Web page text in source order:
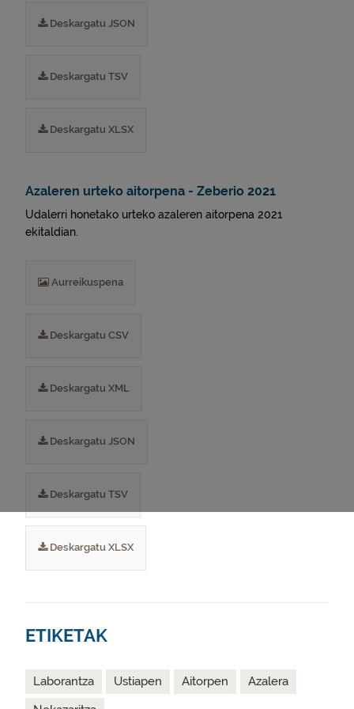
Deskargatu JSON
Deskargatu TSV
Deskargatu XLSX
Azaleren urteko aitorpena - Zeberio 2021
Udalerri honetako urteko azaleren aitorpena 2021
ekitaldian.
Aurreikuspena
Deskargatu CSV
Deskargatu XML
Deskargatu JSON
Deskargatu TSV
Deskargatu XLSX
ETIKETAK
Laborantza Ustiapen Aitorpen
Azalera